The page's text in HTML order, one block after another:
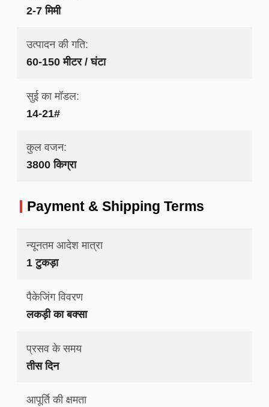
2-7 मिमी
उत्पादन की गति:
60-150 मीटर / घंटा
सुई का मॉडल:
14-21#
कुल वजन:
3800 किग्रा
Payment & Shipping Terms
न्यूनतम आदेश मात्रा
1 टुकड़ा
पैकेजिंग विवरण
लकड़ी का बक्सा
प्रसव के समय
तीस दिन
आपूर्ति की क्षमता